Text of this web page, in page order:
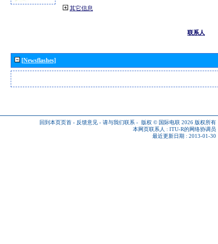
其它信息
联系人
[Newsflashes]
回到本页页首 - 反馈意见 - 请与我们联系 - 版权 © 国际电联 2026 版权所有
本网页联系人 : ITU-R的网络协调员
最近更新日期 : 2013-01-30